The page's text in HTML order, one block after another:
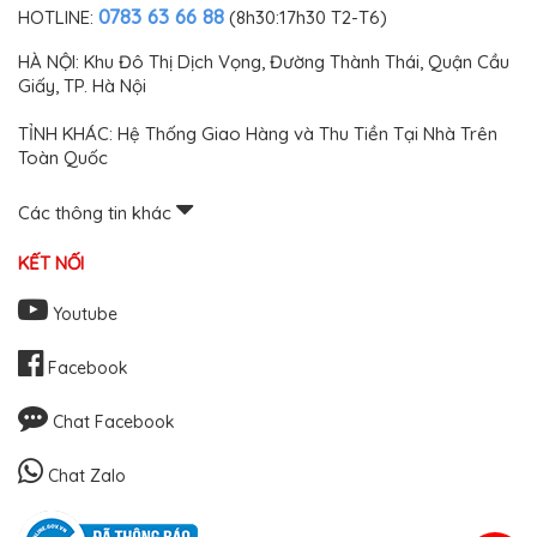
HOTLINE: 0783 63 66 88 (8h30:17h30 T2-T6)
HÀ NỘI: Khu Đô Thị Dịch Vọng, Đường Thành Thái, Quận Cầu
Giấy, TP. Hà Nội
TỈNH KHÁC: Hệ Thống Giao Hàng và Thu Tiền Tại Nhà Trên
Toàn Quốc
Các thông tin khác
KẾT NỐI
Youtube
Facebook
Chat Facebook
Chat Zalo